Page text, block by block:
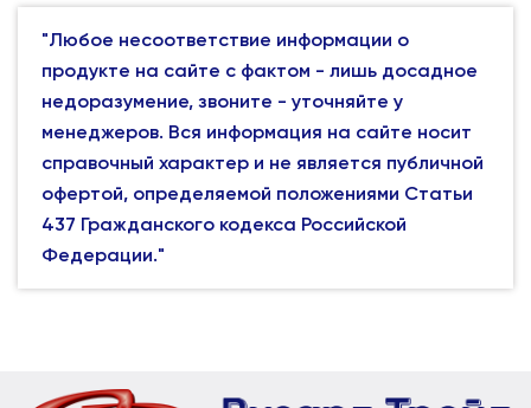
"Любое несоответствие информации о
продукте на сайте с фактом - лишь досадное
недоразумение, звоните - уточняйте у
менеджеров. Вся информация на сайте носит
справочный характер и не является публичной
офертой, определяемой положениями Статьи
437 Гражданского кодекса Российской
Федерации."